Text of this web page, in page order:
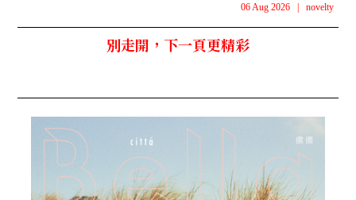
06 Aug 2026 | novelty
別走開，下一頁更精彩